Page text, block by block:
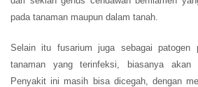
pada tanaman maupun dalam tanah.
Selain itu fusarium juga sebagai patogen
tanaman yang terinfeksi, biasanya akan
Penyakit ini masih bisa dicegah, dengan